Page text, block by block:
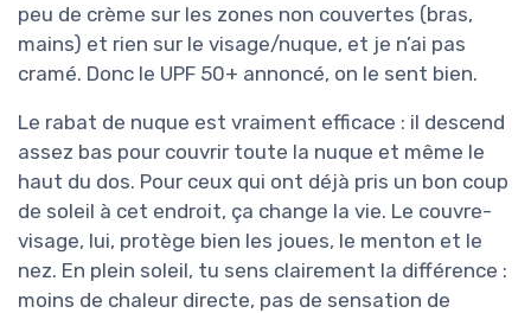
peu de crème sur les zones non couvertes (bras,
mains) et rien sur le visage/nuque, et je n’ai pas
cramé. Donc le UPF 50+ annoncé, on le sent bien.
Le rabat de nuque est vraiment efficace : il descend
assez bas pour couvrir toute la nuque et même le
haut du dos. Pour ceux qui ont déjà pris un bon coup
de soleil à cet endroit, ça change la vie. Le couvre-
visage, lui, protège bien les joues, le menton et le
nez. En plein soleil, tu sens clairement la différence :
moins de chaleur directe, pas de sensation de